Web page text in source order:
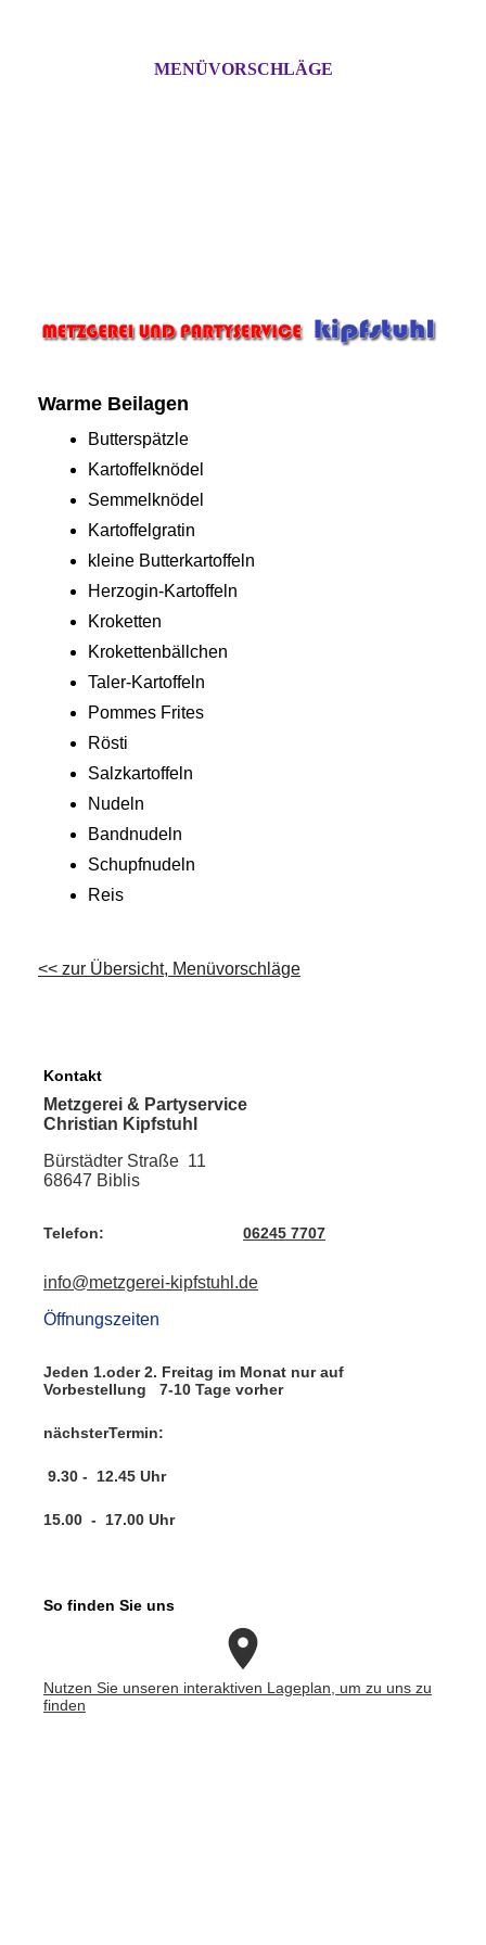
MENÜVORSCHLÄGE
Warme Beilagen
Butterspätzle
Kartoffelknödel
Semmelknödel
Kartoffelgratin
kleine Butterkartoffeln
Herzogin-Kartoffeln
Kroketten
Krokettenbällchen
Taler-Kartoffeln
Pommes Frites
Rösti
Salzkartoffeln
Nudeln
Bandnudeln
Schupfnudeln
Reis
<< zur Übersicht, Menüvorschläge
Kontakt
Metzgerei & Partyservice
Christian Kipfstuhl
Bürstädter Straße 11
68647 Biblis
Telefon: 06245 7707
info@metzgerei-kipfstuhl.de
Öffnungszeiten
Jeden 1.oder 2. Freitag im Monat nur auf
Vorbestellung 7-10 Tage vorher
nächsterTermin:
9.30 - 12.45 Uhr
15.00 - 17.00 Uhr
So finden Sie uns
Nutzen Sie unseren interaktiven La­ge­plan, um zu uns zu
finden